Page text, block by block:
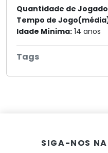
Quantidade de
Tempo de
Idade Mínima: 14 anos
Tags
SIGA-NOS